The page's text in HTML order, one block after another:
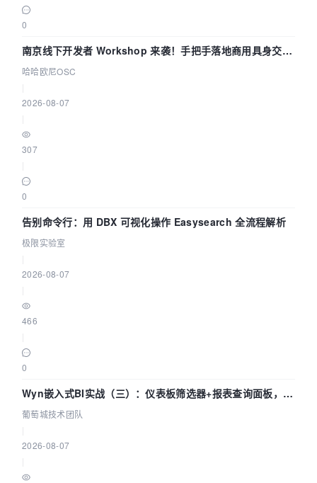
0
南京线下开发者 Workshop 来袭！手把手落地商用具身交互
智能 Agent 应用
哈哈欧尼OSC
2026-08-07
307
0
告别命令行：用 DBX 可视化操作 Easysearch 全流程解析
极限实验室
2026-08-07
466
0
Wyn嵌入式BI实战（三）：仪表板筛选器+报表查询面板，参
数联动全闭环
葡萄城技术团队
2026-08-07